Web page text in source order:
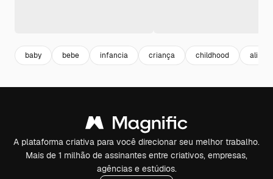
baby bebe infancia criança childhood
A plataforma criativa para você direcionar seu melhor trabalho.
Mais de 1 milhão de assinantes entre criativos, empresas,
agências e estúdios.